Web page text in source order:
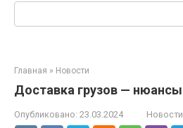
Поиск:
Главная » Новости
Доставка грузов — нюансы
Опубликовано: 23.03.2024 Новости